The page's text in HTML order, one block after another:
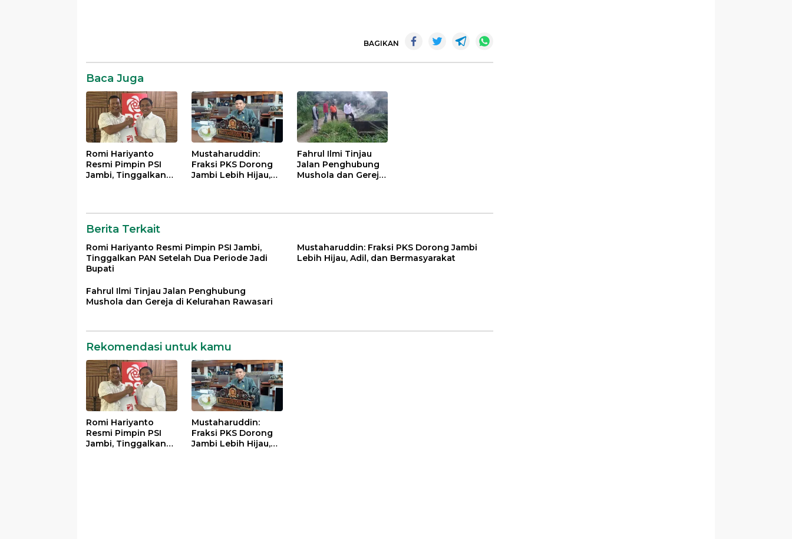
SR28
Komentar
BAGIKAN
Baca Juga
Romi Hariyanto
Resmi Pimpin PSI
Jambi, Tinggalkan
Mustaharuddin:
Fraksi PKS Dorong
Jambi Lebih Hijau,
Fahrul Ilmi Tinjau
Jalan Penghubung
Mushola dan Gereja
Berita Terkait
Romi Hariyanto Resmi Pimpin PSI Jambi,
Tinggalkan PAN Setelah Dua Periode Jadi
Bupati
Mustaharuddin: Fraksi PKS Dorong Jambi
Lebih Hijau, Adil, dan Bermasyarakat
Fahrul Ilmi Tinjau Jalan Penghubung
Mushola dan Gereja di Kelurahan Rawasari
Rekomendasi untuk kamu
Romi Hariyanto
Resmi Pimpin PSI
Jambi, Tinggalkan
Mustaharuddin:
Fraksi PKS Dorong
Jambi Lebih Hijau,